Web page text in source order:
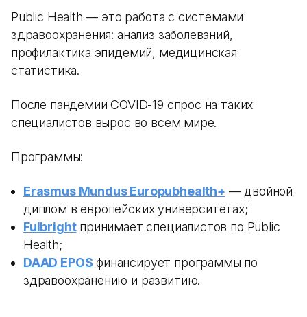
Public Health — это работа с системами
здравоохранения: анализ заболеваний,
профилактика эпидемий, медицинская
статистика.
После пандемии COVID-19 спрос на таких
специалистов вырос во всем мире.
Программы:
Erasmus Mundus Europubhealth+ — двойной
диплом в европейских университетах;
Fulbrightпринимает специалистов по Public
Health;
DAAD EPOS финансирует программы по
здравоохранению и развитию.